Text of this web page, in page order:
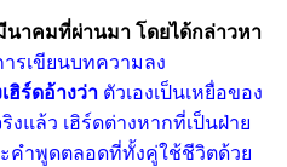
นาคมที่ผ่านมา โดยได้กล่าวหา
รเขียนบทความลง
ฮิร์ดอ้างว่า ตัวเองเป็นเหยื่อของ
แล้ว เฮิร์ดต่างหากที่เป็นฝ่าย
คำพูดตลอดที่ทั้งคู่ใช้ชีวิตด้วย